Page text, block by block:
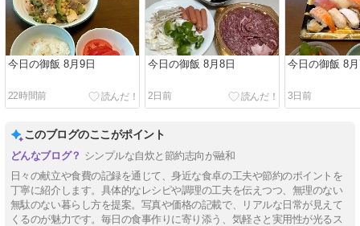
今日の御飯 8月9日
22時間前
今日の御飯 8月8日
2日前
今日の御飯 8
3日前
このブログのここがポイント
シンプルな自炊と節約志向が融和
日々の献立や食費の記録を通じて、身近な食卓の工夫や節約のポイントを
丁寧に紹介します。具体的なレシピや調理の工夫を伝えつつ、無理のない
無駄のない暮らし方を提案。写真や価格の記載で、リアルな日常が見えて
くるのが魅力です。毎日の食事作りに寄り添う、気軽さと実用性が光るス